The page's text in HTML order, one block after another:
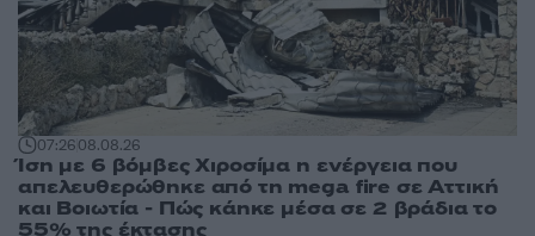
07:2608.08.26
Ίση με 6 βόμβες Χιροσίμα η ενέργεια που
απελευθερώθηκε από τη mega fire σε Αττική
και Βοιωτία - Πώς κάηκε μέσα σε 2 βράδια το
55% της έκτασης